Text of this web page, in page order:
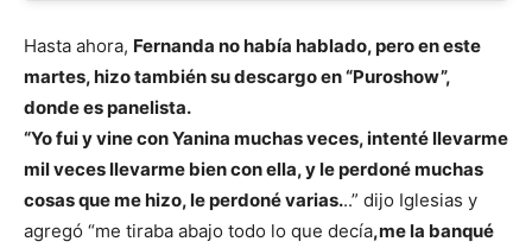
Hasta ahora, Fernanda no había hablado, pero en este
martes, hizo también su descargo en “Puroshow”,
donde es panelista.
“Yo fui y vine con Yanina muchas veces, intenté llevarme
mil veces llevarme bien con ella, y le perdoné muchas
cosas que me hizo, le perdoné varias...” dijo Iglesias y
agregó “me tiraba abajo todo lo que decía,me la banqué